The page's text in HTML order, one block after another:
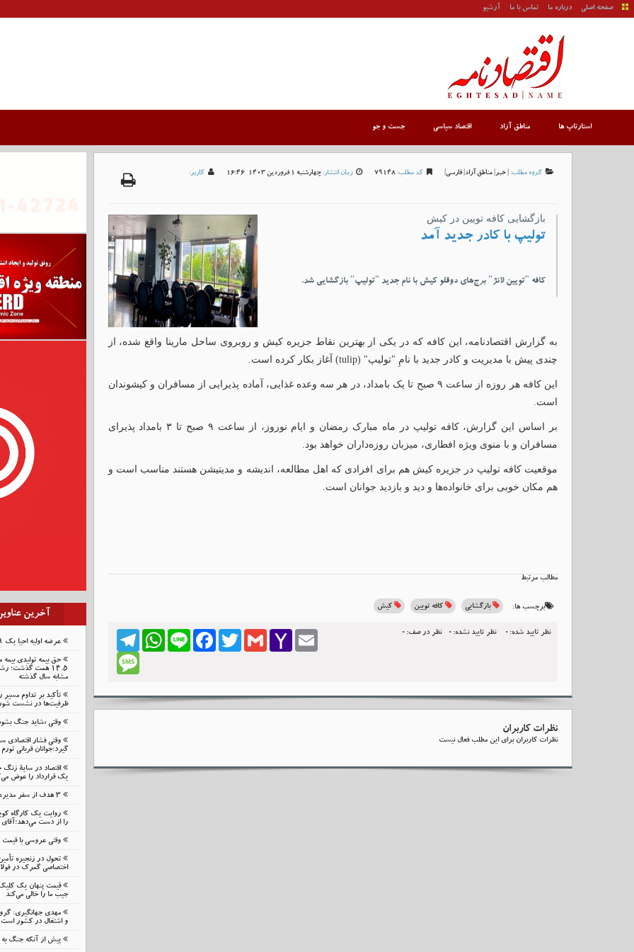
صفحه اصلی درباره ما تماس با ما آرشیو
اقتصاد سیاسی مناطق آزاد استارتاپ ها جست و جو
گروه مطلب: خبر مناطق آزاد فارسی کد مطلب: 79148 زمان انتشار: چهارشنبه 1 فروردين 1403-16:46 کاربر:
بازگشایی کافه تویین در کیش
تولیپ با کادر جدید آمد
کافه "تویین لانژ" برج‌های دوقلو کیش با نام جدید "تولیپ" بازگشایی شد.
به گزارش اقتصادنامه، این کافه که در یکی از بهترین نقاط جزیره کیش و روبروی ساحل مارینا واقع شده، از
چندی پیش با مدیریت و کادر جدید با نامِ "تولیپ" (tulip) آغاز بکار کرده است.
این کافه هر روزه از ساعت ۹ صبح تا یک بامداد، در هر سه وعده غذایی، آماده پذیرایی از مسافران و کیشوندان
است.
بر اساس این گزارش، کافه تولیپ در ماه مبارک رمضان و ایام نوروز، از ساعت ۹ صبح تا ۳ بامداد پذیرای
مسافران و با منوی ویژه افطاری، میزبان روزه‌داران خواهد بود.
موقعیت کافه تولیپ در جزیره کیش هم برای افرادی که اهل مطالعه، اندیشه و مدیتیشن هستند مناسب است و
هم مکان خوبی برای خانواده‌ها و دید و بازدید جوانان است.
مطالب مرتبط
برچسب ها: بازگشایی کافه تویین کیش
نظر تایید شده:0 نظر تایید نشده:0 نظر در صف:0 TelegramWhatsApp LineFacebook Twitter Gmail
Yahoo
Email
Message
نظرات کاربران
نظرات کاربران برای این مطلب فعال نیست
آخرین
عرضه اولیه احیا یک ۱۹ مرداد در فرابورس
حق بیمه تولیدی
مشابه سال گذشته
تأکید بر تداوم
ظرفیت‌ها در نشست
وقتی «شاید جنگ
وقتی فشار
گیرد:جوانان قربانی
اقتصاد در سایهٔ
یک قرارداد را عوض
۳ هدف از سفر مدیرعامل بانک گردشگری به زنجان
روایت یک کارگاه
را از دست
وقتی عروسی با
تحول در زنجیره
اختصاصی گمرک در
قیمت پنهان یک کلیک
جیب ما را خالی می‌کند
مهدی جهانگیری:
و اشتغال در کشور است
پیش از آنکه جنگ به